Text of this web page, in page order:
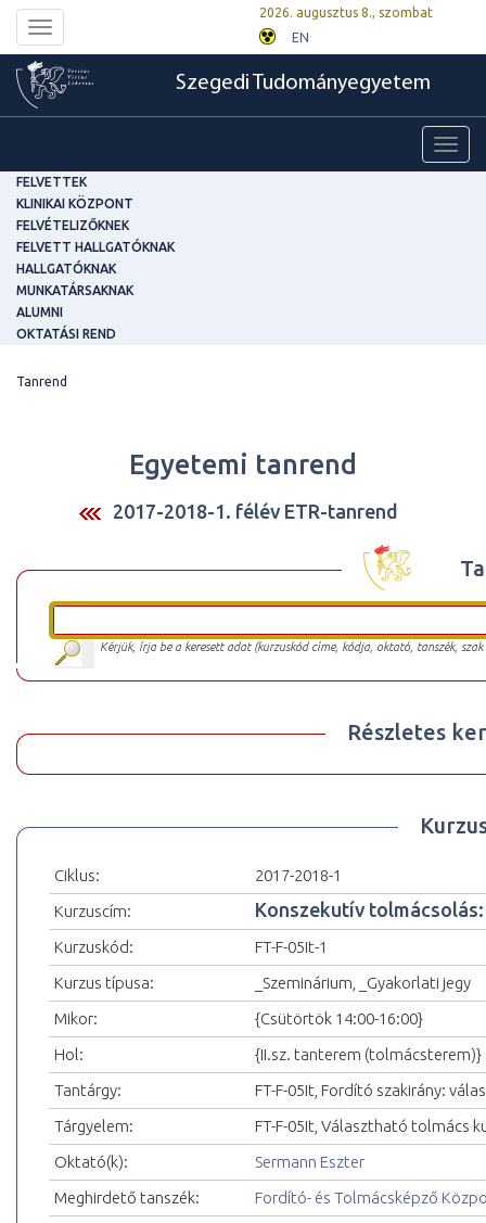
Toggle
navigation
2026. augusztus 8., szombat
EN
Szegedi Tudományegyetem
FELVETTEK
KLINIKAI KÖZPONT
FELVÉTELIZŐKNEK
FELVETT HALLGATÓKNAK
HALLGATÓKNAK
MUNKATÁRSAKNAK
ALUMNI
OKTATÁSI REND
Tanrend
Egyetemi tanrend
2017-2018-1. félév ETR-tanrend
Kérjük, írja be a keresett adat (kurzuskód címe, kódja, oktató, tanszék,
Részletes
Ciklus:
2017-2018-1
Kurzuscím:
Konszekutív
Kurzuskód:
FT-F-05It-1
Kurzus típusa:
_Szeminárium, _Gyakorlati jegy
Mikor:
{Csütörtök 14:00-16:00}
Hol:
{II.sz. tanterem (tolmácsterem)}
Tantárgy:
FT-F-05It, Fordító szakirány:
Tárgyelem:
FT-F-05It, Választható tolmács
Oktató(k):
Sermann Eszter
Meghirdető tanszék:
Fordító- és Tolmácsképző